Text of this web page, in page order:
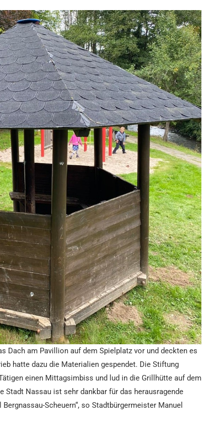
Dach am Pavillion auf dem Spielplatz vor und deckten es
hatte dazu die Materialien gespendet. Die Stiftung
einen Mittagsimbiss und lud in die Grillhütte auf dem
Stadt Nassau ist sehr dankbar für das herausragende
Scheuern“, so Stadtbürgermeister Manuel